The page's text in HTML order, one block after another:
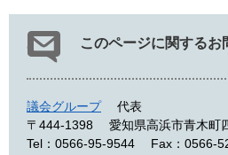
このページに関するお
議会グループ
代表
〒444-1398
愛知県高浜市青木町
Tel：0566-95-9544
Fax：0566-